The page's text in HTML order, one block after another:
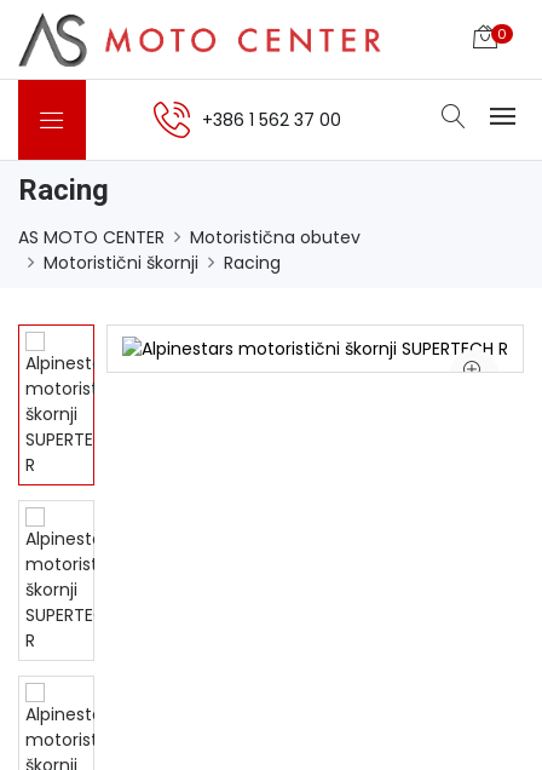
0
+386 1 562 37 00
Racing
AS MOTO CENTER
Motoristična obutev
Motoristični škornji
Racing